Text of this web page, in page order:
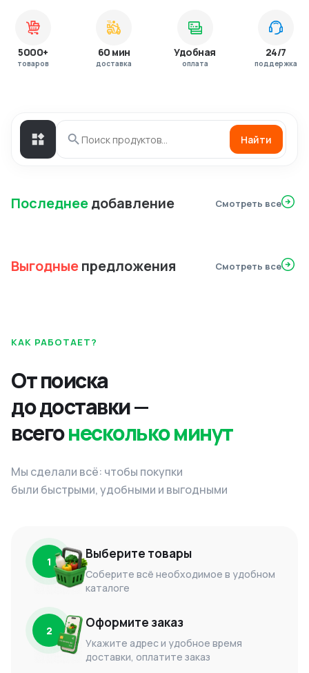
5000+
товаров
60 мин
доставка
Удобная
оплата
24/7
поддержка
Найти
Последнеедобавление Смотреть все
Выгодныепредложения Смотреть все
КАК РАБОТАЕТ?
От поиска
до доставки —
всегонесколько минут
Мы сделали всё: чтобы покупки
были быстрыми, удобными и выгодными
1 Выберите товары
Соберите всё необходимое в удобном
каталоге
2 Оформите заказ
Укажите адрес и удобное время
доставки, оплатите заказ